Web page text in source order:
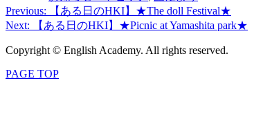
投
稿
ナ
ビ
Previous:
【ある日のHKI】★The doll Festival★
Next:
【ある日のHKI】★Picnic at Yamashita park★
Copyright © English Academy. All rights reserved.
PAGE TOP